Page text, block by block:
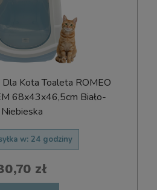
Kota Toaleta ROMEO
68x43x46,5cm Biało-
Niebieska
w: 24 godziny
zł